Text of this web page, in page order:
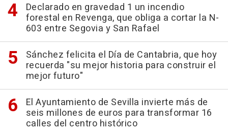
Declarado en gravedad 1 un incendio
forestal en Revenga, que obliga a cortar la N-
603 entre Segovia y San Rafael
Sánchez felicita el Día de Cantabria, que hoy
recuerda "su mejor historia para construir el
mejor futuro"
El Ayuntamiento de Sevilla invierte más de
seis millones de euros para transformar 16
calles del centro histórico